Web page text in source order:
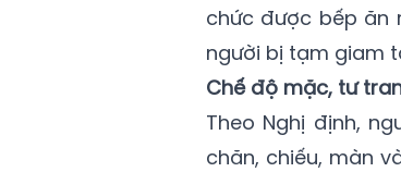
chức được bếp ăn
người bị tạm giam
Chế độ mặc, tư
Theo Nghị định,
chăn, chiếu, màn